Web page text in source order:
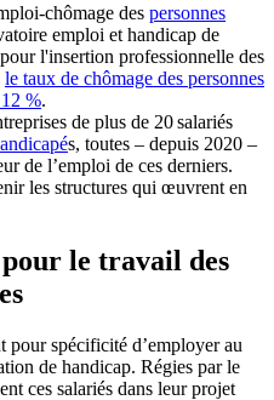
chômage des personnes
emploi et handicap de
l'insertion professionnelle des
le taux de chômage des personnes
%.
de plus de 20 salariés
s, toutes – depuis 2020 –
de l’emploi de ces derniers.
les structures qui œuvrent en
le travail des
pour spécificité d’employer au
de handicap. Régies par le
ces salariés dans leur projet